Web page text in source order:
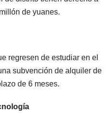
de yuanes.
regresen de estudiar en el
subvención de alquiler de
de 6 meses.